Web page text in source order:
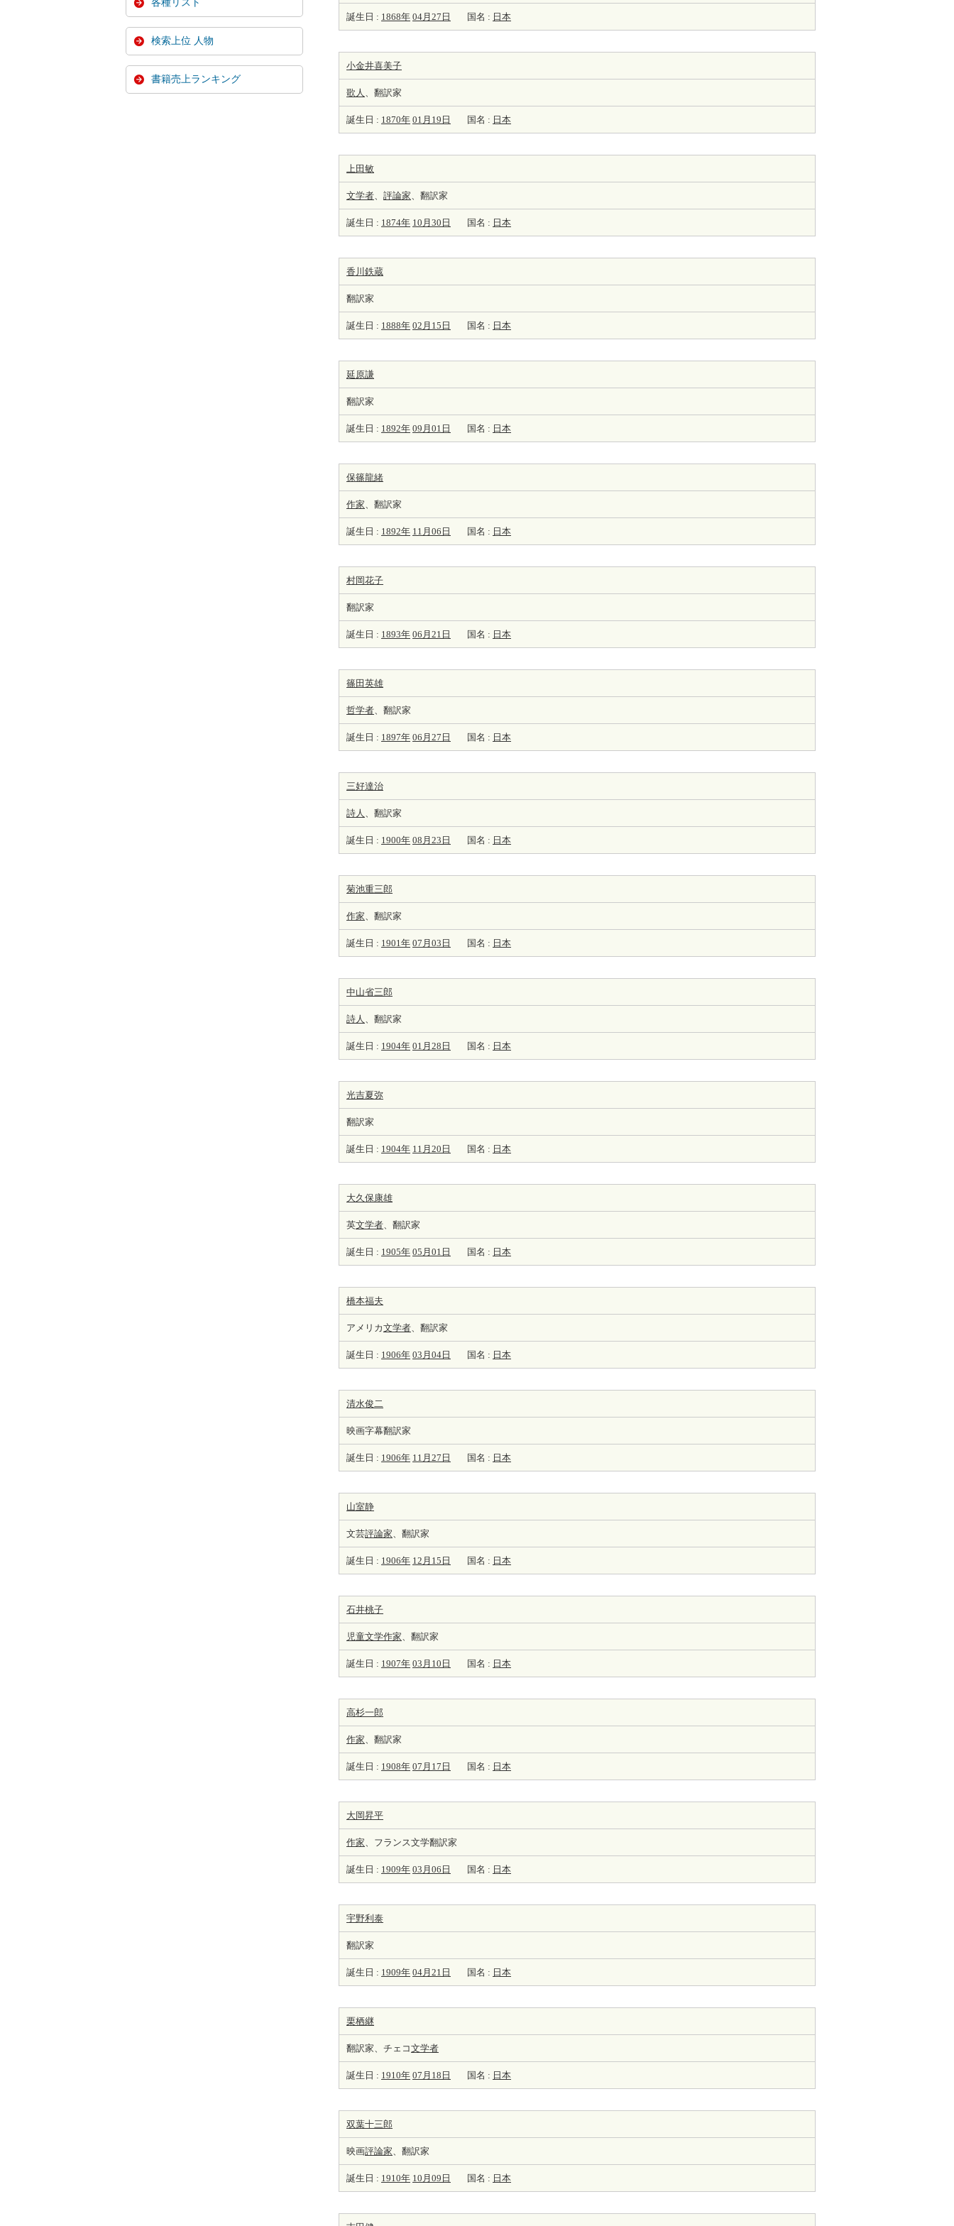
誕生日 : 1868年 04月27日 国名 : 日本
小金井喜美子
歌人 、翻訳家
誕生日 : 1870年 01月19日 国名 : 日本
上田敏
文学者、 評論家、翻訳家
誕生日 : 1874年 10月30日 国名 : 日本
香川鉄蔵
翻訳家
誕生日 : 1888年 02月15日 国名 : 日本
延原謙
翻訳家
誕生日 : 1892年 09月01日 国名 : 日本
保篠龍緒
作家、翻訳家
誕生日 : 1892年 11月06日 国名 : 日本
村岡花子
翻訳家
誕生日 : 1893年 06月21日 国名 : 日本
篠田英雄
哲学者、翻訳家
誕生日 : 1897年 06月27日 国名 : 日本
三好達治
詩人 、翻訳家
誕生日 : 1900年 08月23日 国名 : 日本
菊池重三郎
作家、翻訳家
誕生日 : 1901年 07月03日 国名 : 日本
中山省三郎
詩人 、翻訳家
誕生日 : 1904年 01月28日 国名 : 日本
光吉夏弥
翻訳家
誕生日 : 1904年 11月20日 国名 : 日本
大久保康雄
英文学者、翻訳家
誕生日 : 1905年 05月01日 国名 : 日本
橋本福夫
アメリカ文学者、翻訳家
誕生日 : 1906年 03月04日 国名 : 日本
清水俊二
映画字幕翻訳家
誕生日 : 1906年 11月27日 国名 : 日本
山室静
文芸評論家、翻訳家
誕生日 : 1906年 12月15日 国名 : 日本
石井桃子
児童文学作家、翻訳家
誕生日 : 1907年 03月10日 国名 : 日本
高杉一郎
作家、翻訳家
誕生日 : 1908年 07月17日 国名 : 日本
大岡昇平
作家、フランス文学翻訳家
誕生日 : 1909年 03月06日 国名 : 日本
宇野利泰
翻訳家
誕生日 : 1909年 04月21日 国名 : 日本
栗栖継
翻訳家、チェコ文学者
誕生日 : 1910年 07月18日 国名 : 日本
双葉十三郎
映画評論家、翻訳家
誕生日 : 1910年 10月09日 国名 : 日本
各種リスト
検索上位 人物
書籍売上ランキング